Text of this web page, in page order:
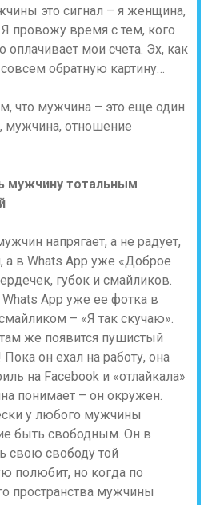
это сигнал – я женщина,
провожу время с тем, кого
оплачивает мои счета. Эх, как
обратную картину…
мужчину тотальным
напрягает, а не радует,
а в Whats App уже «Доброе
губок и смайликов.
App уже ее фотка в
– «Я так скучаю».
же появится пушистый
он ехал на работу, она
на Facebook и «отлайкала»
понимает – он окружен.
у любого мужчины
быть свободным. Он в
свою свободу той
полюбит, но когда по
пространства мужчины